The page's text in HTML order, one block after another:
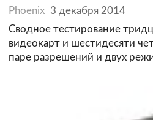
Phoenix 3 декабря 2014
Сводное тестирование
видеокарт и шестидесяти
паре разрешений и двух